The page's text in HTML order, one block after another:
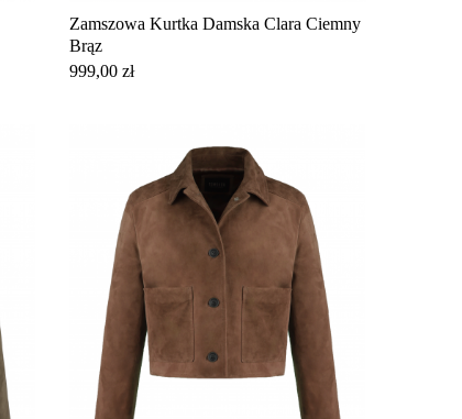
Zamszowa Kurtka Damska Clara Ciemny
Brąz
Cena
999,00 zł